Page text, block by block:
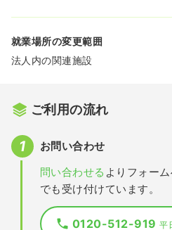
就業場所の変更範囲
法人内の関連施設
ご利用の流れ
お問い合わせ
問い合わせる よりフォー
でも受け付けています。
0120-512-919平